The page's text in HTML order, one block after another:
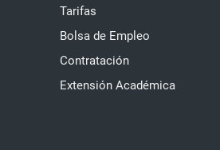
Tarifas
Bolsa de Empleo
Contratación
Extensión Académica